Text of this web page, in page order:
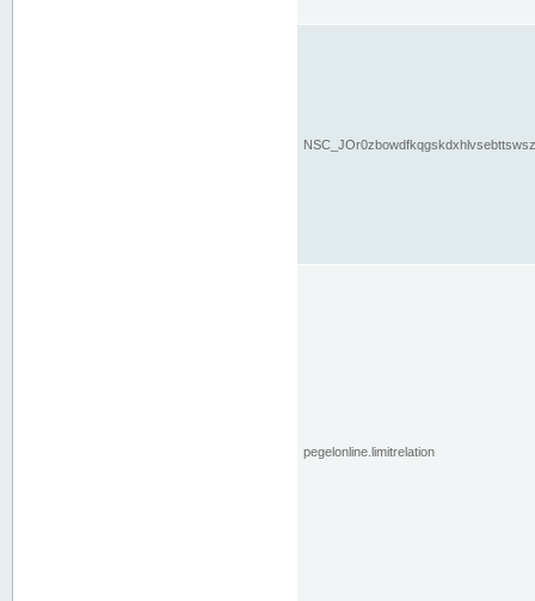
pegelonline.limitrelation